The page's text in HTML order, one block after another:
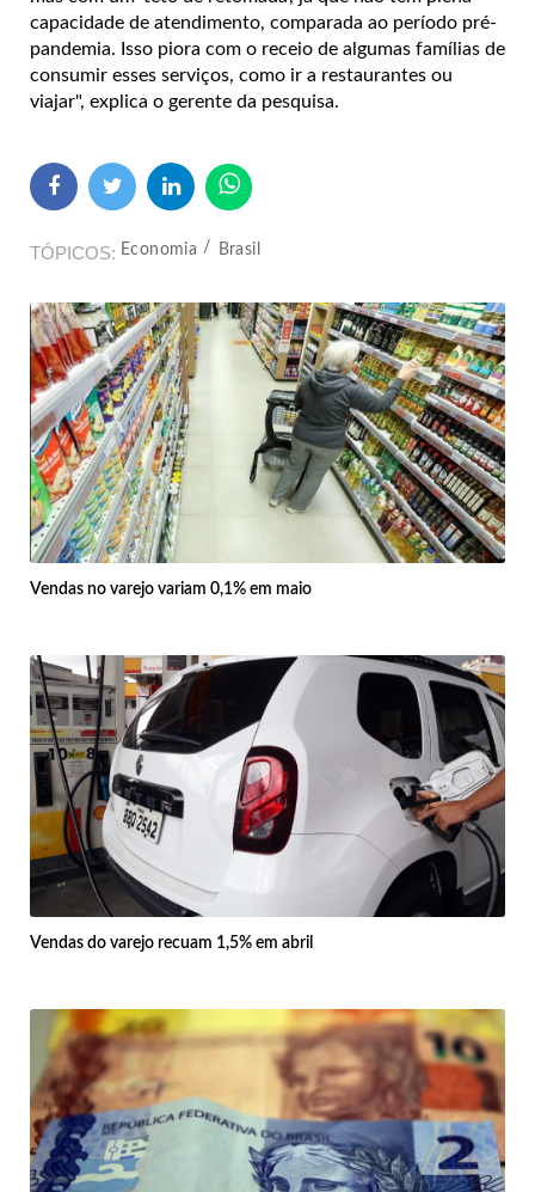
capacidade de atendimento, comparada ao período pré-
pandemia. Isso piora com o receio de algumas famílias de
consumir esses serviços, como ir a restaurantes ou
viajar", explica o gerente da pesquisa.
TÓPICOS Economia Brasil
Vendas no varejo variam 0,1% em maio
Vendas do varejo recuam 1,5% em abril